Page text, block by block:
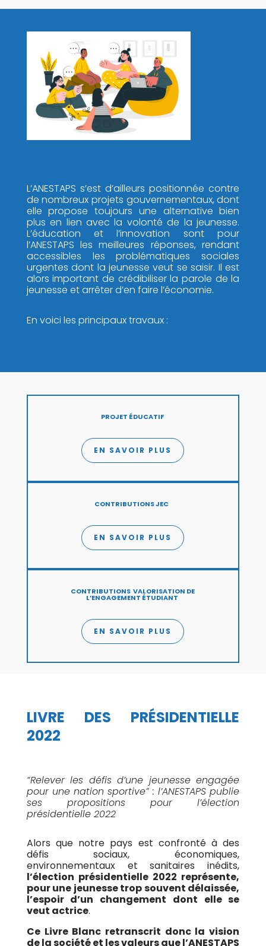
L’ANESTAPS s’est d’ailleurs positionnée contre
de nombreux projets gouvernementaux, dont
elle propose toujours une alternative bien
plus en lien avec la volonté de la jeunesse.
L’éducation et l’innovation sont pour
l’ANESTAPS les meilleures réponses,rendant
accessibles les problématiques sociales
urgentes dont la jeunesse veut se saisir. Il est
alors important de crédibiliser la parole de la
jeunesse et arrêter d’en faire l’économie.
En voici les principaux travaux :
PROJET ÉDUCATIF
EN SAVOIR PLUS
CONTRIBUTIONSJEC
EN SAVOIR PLUS
CONTRIBUTIONS VALORISATION DE
L’ENGAGEMENT ÉTUDIANT
EN SAVOIR PLUS
LIVRE DES PRÉSIDENTIELLE
2022
“Relever les défis d’une jeunesse engagée
pour une nation sportive” : l’ANESTAPS publie
ses propositions pour l’élection
présidentielle 2022
Alors que notre pays est confronté à des
défis sociaux, économiques,
environnementaux et sanitaires inédits,
l’élection présidentielle 2022 représente,
pour une jeunesse trop souvent délaissée,
l’espoir d’un changement dont elle se
veut actrice.
Ce Livre Blanc retranscrit donc la vision
de la société et les valeurs que l’ANESTAPS